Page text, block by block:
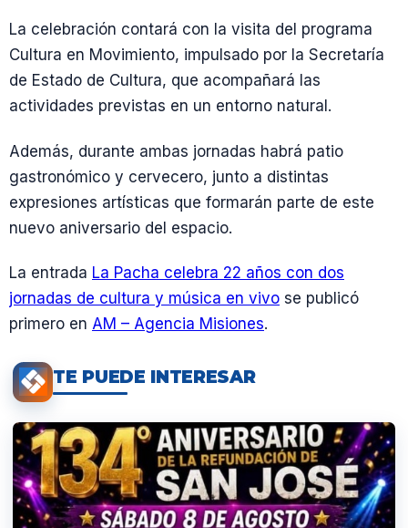
La celebración contará con la visita del programa
Cultura en Movimiento, impulsado por la Secretaría
de Estado de Cultura, que acompañará las
actividades previstas en un entorno natural.
Además, durante ambas jornadas habrá patio
gastronómico y cervecero, junto a distintas
expresiones artísticas que formarán parte de este
nuevo aniversario del espacio.
La entrada La Pacha celebra 22 años con dos
jornadas de cultura y música en vivo se publicó
primero en AM – Agencia Misiones.
TE PUEDE INTERESAR